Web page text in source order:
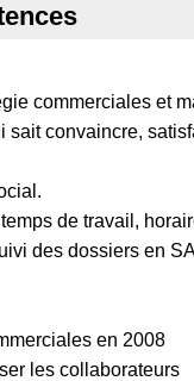
commerciales et
sait convaincre,
de travail,
des dossiers en
en 2008
les collaborateurs